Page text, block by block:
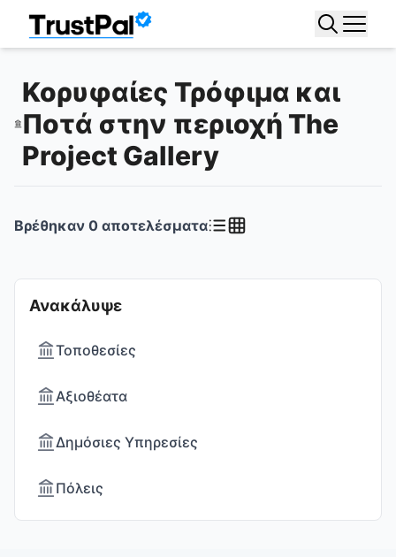
Κορυφαίες Τρόφιμα και
Ποτά στην περιοχή The
Project Gallery
Ανακάλυψε
Τοποθεσίες
Αξιοθέατα
Δημόσιες Υπηρεσίες
Πόλεις
Βρέθηκαν 0 αποτελέσματα